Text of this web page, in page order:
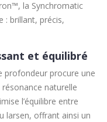
la Synchromatic
: brillant, précis,
et équilibré
profondeur procure une
naturelle
l’équilibre entre
larsen, offrant ainsi un